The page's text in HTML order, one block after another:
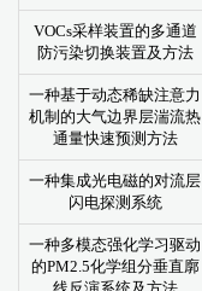
VOCs采样装置的多通道
防污染切换装置及方法
一种基于动态稀缺注意力
机制的大气边界层湍流热
通量快速预测方法
一种集成光电磁的对流层
闪电探测系统
一种多模态强化学习驱动
的PM2.5化学组分垂直廓